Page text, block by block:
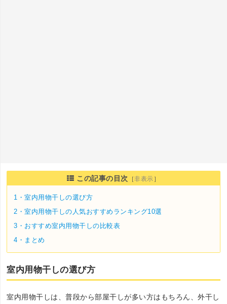
この記事の目次 ［非表示 ］
1・室内用物干しの選び方
2・室内用物干しの人気おすすめランキング10選
3・ おすすめ室内用物干しの比較表
4・ まとめ
室内用物干しの選び方
室内用物干しは、普段から部屋干しが多い方はもちろん、外干し